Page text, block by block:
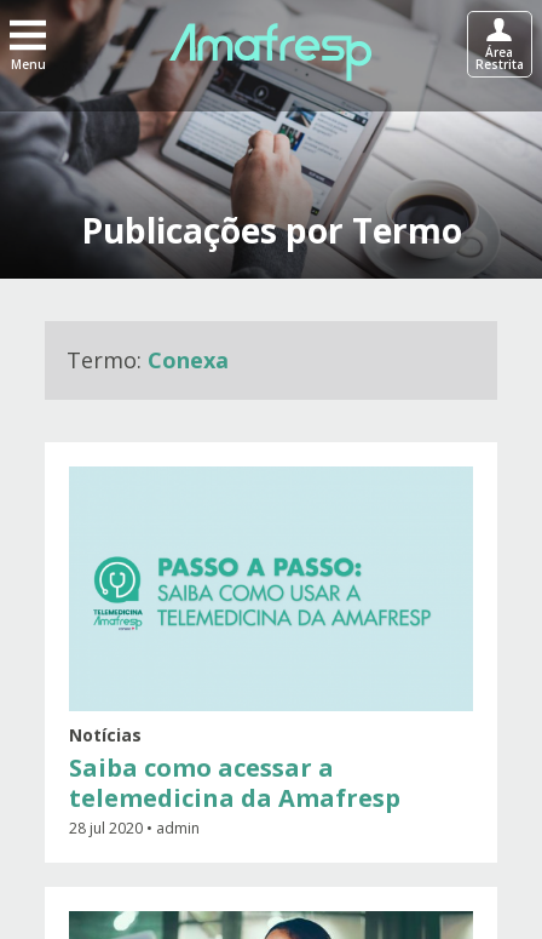
Menu
Área
Restrita
Publicações por Termo
Termo: Conexa
Notícias
Saiba como acessar a
telemedicina da Amafresp
28 jul 2020 • admin